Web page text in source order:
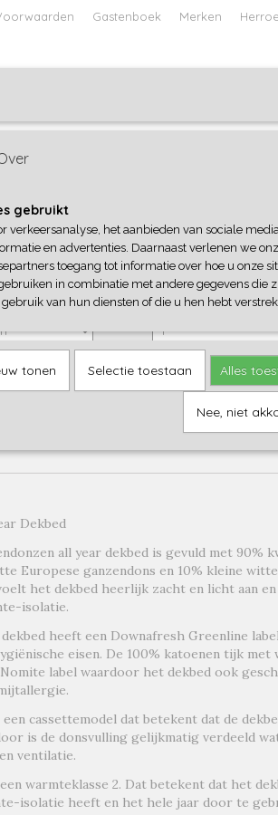
Gastenboek Merken
Taurus All Year
btw 21%)
Aantal
Dekbed
all year dekbed is gevuld met 90%
Europese ganzendons en 10% kleine
het dekbed heerlijk zacht en licht aan
isolatie.
heeft een Downafresh Greenline
eisen. De 100% katoenen tijk met
label waardoor het dekbed ook
cassettemodel dat betekent dat de
is de donsvulling gelijkmatig verdeeld
ventilatie.
warmteklasse 2. Dat betekent dat het
isolatie heeft en het hele jaar door te
gebruikt
verkeersanalyse, het aanbieden van sociale
en advertenties. Daarnaast verlenen we
toegang tot informatie over hoe u onze
in combinatie met andere gegevens die
van hun diensten of die u hen hebt
tonen Selectie toestaan Alles
Nee, niet